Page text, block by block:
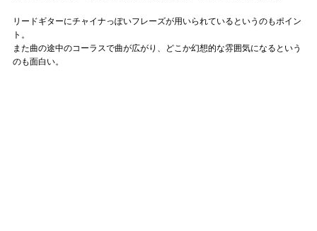
リードギターにチャイナっぽいフレーズが用いられているというのもポイン
ト。
また曲の途中のコーラスで曲が広がり、どこか幻想的な雰囲気になるという
のも面白い。